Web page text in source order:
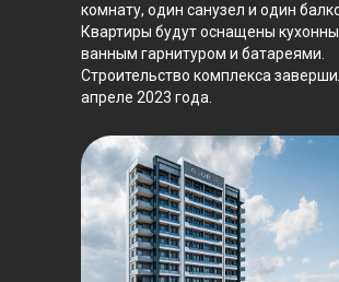
комнату, один санузел и один
Квартиры будут оснащены
ванным гарнитуром и батареями.
Строительство комплекса
апреле 2023 года.